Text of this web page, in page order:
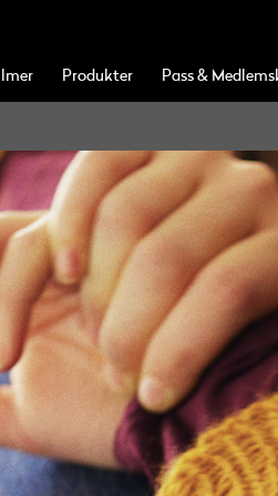
Produkter Pass &